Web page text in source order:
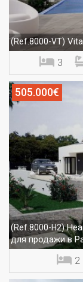
(Ref.8000-VT)
3
505.000€
(Ref.8000-H2)
для продажи в
2